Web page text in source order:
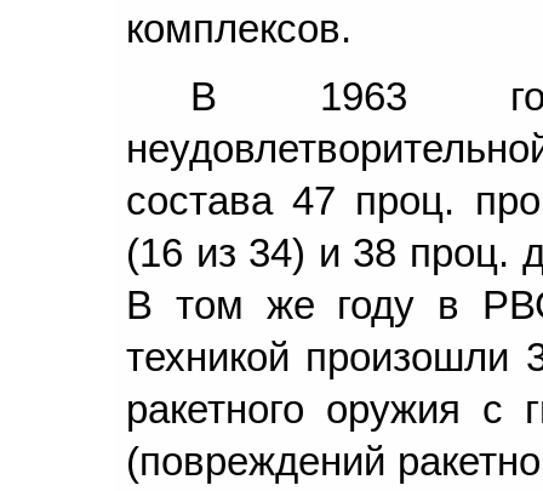
комплексов.
В 1963
состава 47 проц.
(16 из 34) и 38 проц.
В том же году в
техникой произошли
ракетного оружия с
(повреждений